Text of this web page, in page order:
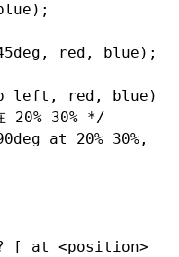
, red ,
blue);
left , red ,
blue);
20% 30% */
at 20% 30% ,
[ at <position>